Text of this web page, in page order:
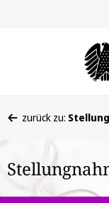
befinden
hier:
zurück zu: